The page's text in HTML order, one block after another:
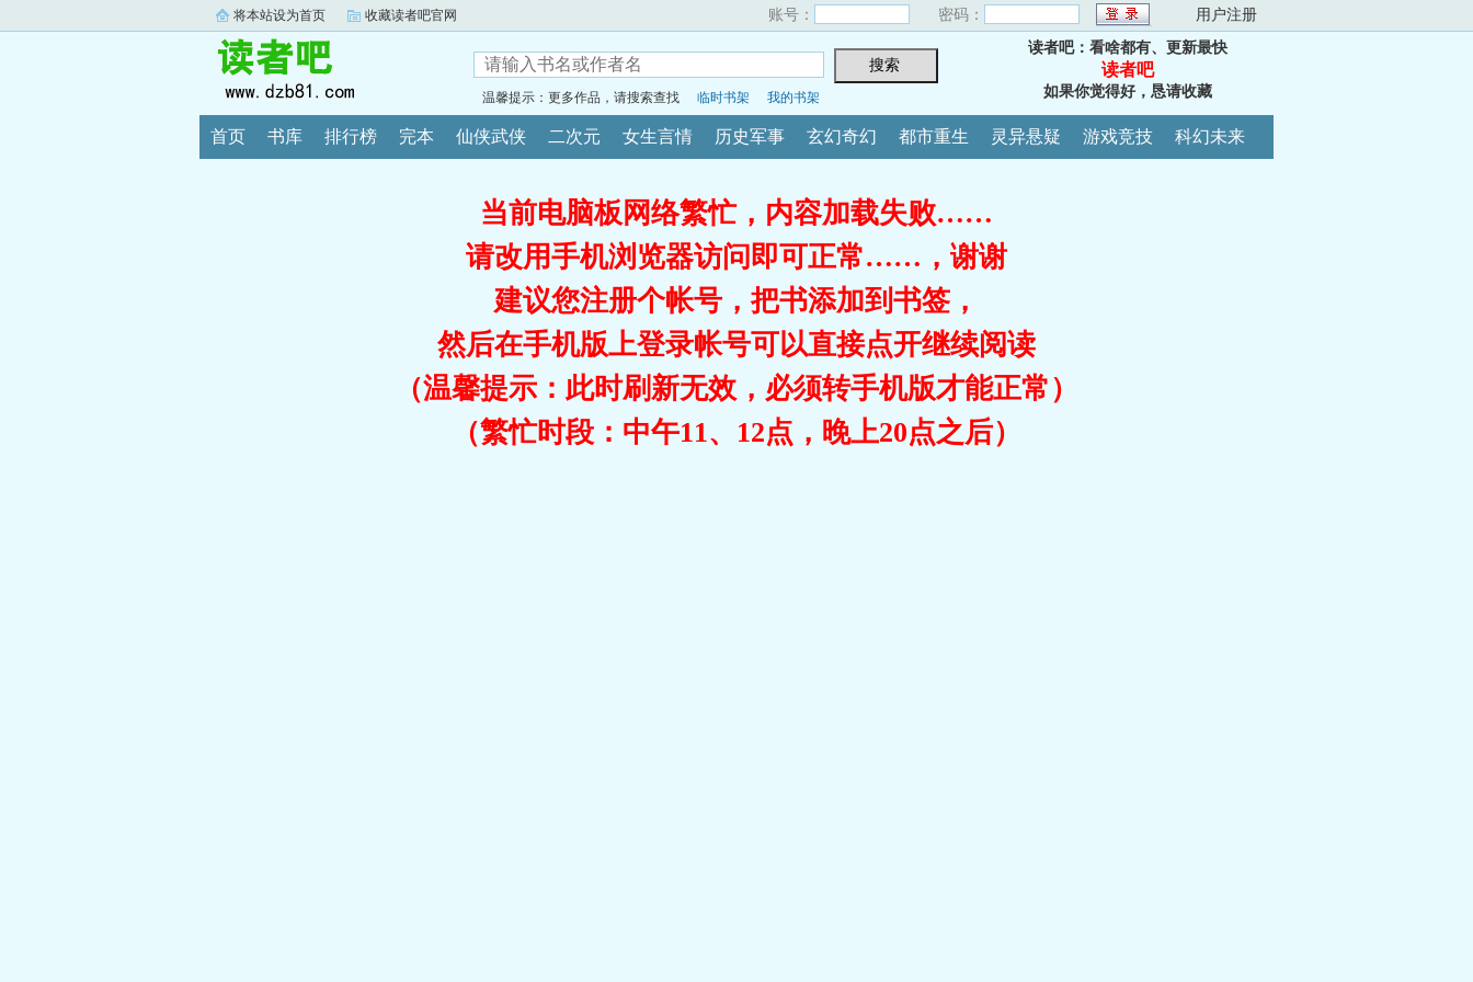
将本站设为首页 收藏读者吧官网 账号： 密码： 用户注册
温馨提示：更多作品，请搜索查找 临时书架 我的书架
读者吧：看啥都有、更新最快
读者吧
如果你觉得好，恳请收藏
首页 书库 排行榜 完本 仙侠武侠 二次元 女生言情 历史军事 玄幻奇幻 都市重生 灵异悬疑 游戏竞技 科幻未来
当前电脑板网络繁忙，内容加载失败……
请改用手机浏览器访问即可正常……，谢谢
建议您注册个帐号，把书添加到书签，
然后在手机版上登录帐号可以直接点开继续阅读
（温馨提示：此时刷新无效，必须转手机版才能正常）
（繁忙时段：中午11、12点，晚上20点之后）